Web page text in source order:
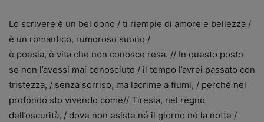
Lo scrivere è un bel dono / ti riempie di amore e bellezza /
è un romantico, rumoroso suono /
è poesia, è vita che non conosce resa. // In questo posto
se non l’avessi mai conosciuto / il tempo l’avrei passato con
tristezza, / senza sorriso, ma lacrime a fiumi, / perché nel
profondo sto vivendo come// Tiresia, nel regno
dell’oscurità, / dove non esiste né il giorno né la notte /